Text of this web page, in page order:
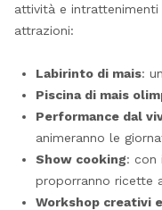
attività e
attrazioni:
Labirinto di mais:
Piscina di mais
Performance dal
animeranno le
Show cooking: con
proporranno ricette
Workshop creativi